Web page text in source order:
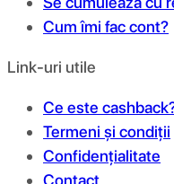
Cum îmi fac cont?
Link-uri utile
Ce este
Termeni și condiții
Confidențialitate
Contact